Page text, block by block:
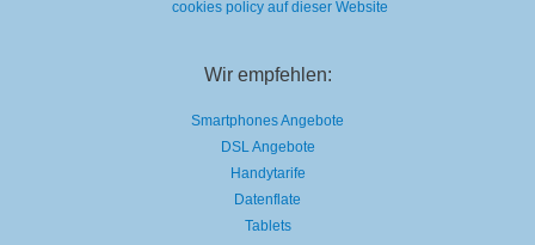
cookies policy auf dieser Website
Wir empfehlen:
Smartphones Angebote
DSL Angebote
Handytarife
Datenflate
Tablets